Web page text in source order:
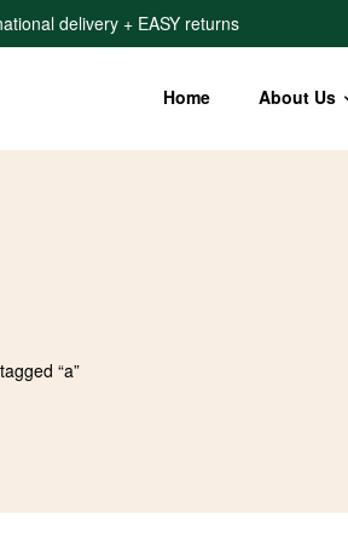
delivery + EASY returns
Home About Us
“a”